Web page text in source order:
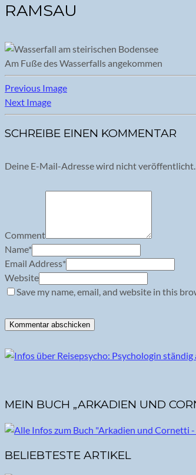
RAMSAU
Am Fuße des Wasserfalls angekommen
Previous Image
Next Image
SCHREIBE EINEN KOMMENTAR
Deine E-Mail-Adresse wird nicht veröffentlicht.
Comment
Name*
Email Address*
Website
Save my name, email, and website in this
MEIN BUCH „ARKADIEN UND
BELIEBTESTE ARTIKEL